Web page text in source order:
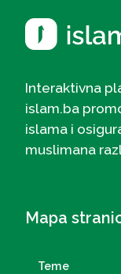
Interaktivna
islam.ba
islama i
muslimana
Mapa
Teme